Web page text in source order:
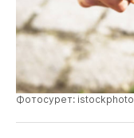
Фотосурет: istockphoto